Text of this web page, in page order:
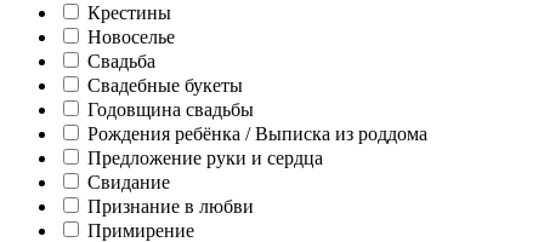
Крестины
Новоселье
Свадьба
Свадебные букеты
Годовщина свадьбы
Рождения ребёнка / Выписка из роддома
Предложение руки и сердца
Свидание
Признание в любви
Примирение